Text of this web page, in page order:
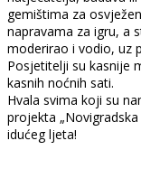
gemištima za
napravama za igru, a
moderirao i vodio, uz
Posjetitelji su kasnije
kasnih noćnih sati.
Hvala svima koji su
projekta „Novigradska
idućeg ljeta!